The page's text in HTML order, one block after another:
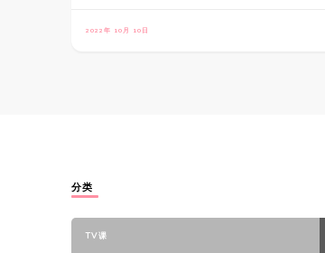
2022年 10月 10日
分类
TV课